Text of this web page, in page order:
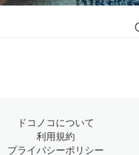
ドコノコについて
利用規約
プライバシーポリシー